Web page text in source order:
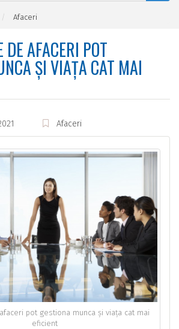
Afaceri
AFACERI POT
ȘI VIAȚA CAT MAI
Afaceri
pot gestiona munca și viața cat mai
eficient